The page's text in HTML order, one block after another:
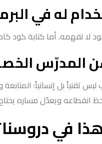
له في
لا تفهمه. أما كتابة كود
المدرّس
ليس تقنياً بل إنسانياً:
انقطاعه ويعدّل مساره يحتاج
في